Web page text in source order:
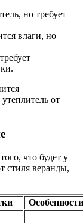
но требует
влаги, но
от
что будет у
стиля веранды,
Особенности